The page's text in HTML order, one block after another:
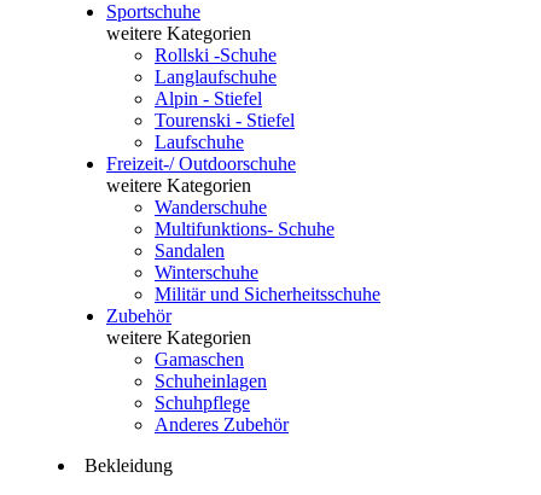
Sportschuhe
weitere Kategorien
Rollski -Schuhe
Langlaufschuhe
Alpin - Stiefel
Tourenski - Stiefel
Laufschuhe
Freizeit-/ Outdoorschuhe
weitere Kategorien
Wanderschuhe
Multifunktions- Schuhe
Sandalen
Winterschuhe
Militär und Sicherheitsschuhe
Zubehör
weitere Kategorien
Gamaschen
Schuheinlagen
Schuhpflege
Anderes Zubehör
Bekleidung